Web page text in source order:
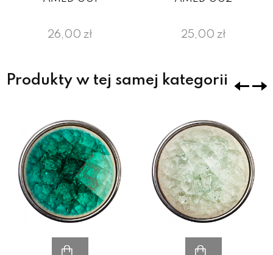
26,00 zł 25,00 zł
Produkty w tej samej kategorii